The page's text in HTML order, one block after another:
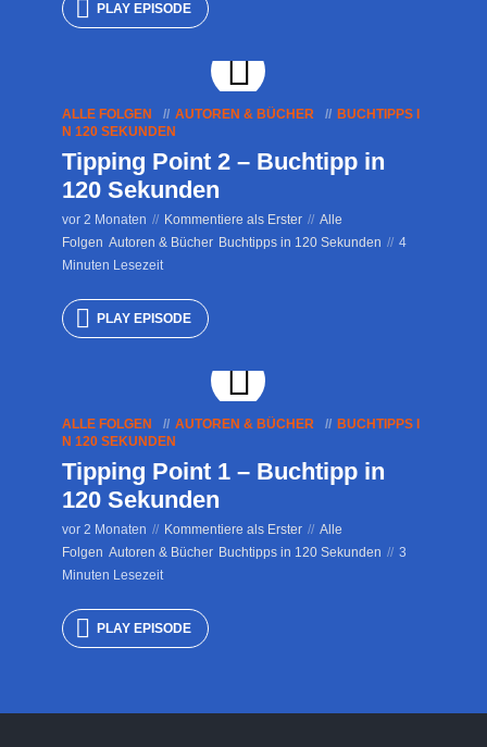
PLAY EPISODE
ALLE FOLGEN AUTOREN & BÜCHER
BUCHTIPPS I
N 120 SEKUNDEN
Tipping Point 2 – Buchtipp in
120 Sekunden
vor 2 Monaten Kommentiere als Erster
Alle
Folgen Autoren & Bücher Buchtipps in 120 Sekunden
4
Minuten Lesezeit
PLAY EPISODE
ALLE FOLGEN AUTOREN & BÜCHER
BUCHTIPPS I
N 120 SEKUNDEN
Tipping Point 1 – Buchtipp in
120 Sekunden
vor 2 Monaten Kommentiere als Erster
Alle
Folgen Autoren & Bücher Buchtipps in 120 Sekunden
3
Minuten Lesezeit
PLAY EPISODE